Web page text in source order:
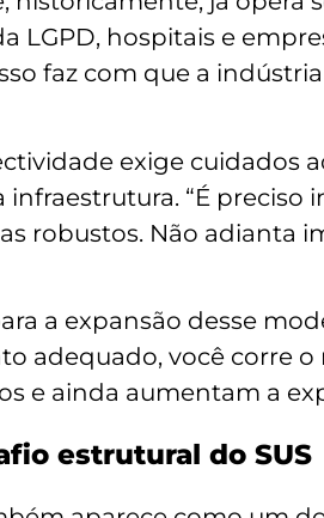
LGPD, hospitais e
faz com que a
exige cuidados
infraestrutura. “É
robustos. Não
a expansão desse
adequado, você corre
e ainda aumentam a
estrutural do SUS